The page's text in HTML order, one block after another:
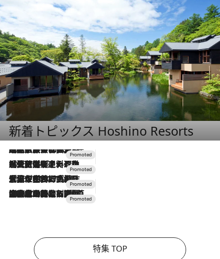
新着トピックス Hoshino Resorts
2026.7.31
【ホテル帰省】という選択肢をOMOが提案。家族とほどよい距離を保つには「昼は実家、夜は気兼ねなくホテルで！」
2026.7.24
【夏限定ディナーコース】旬を迎える稚鮎や花ズッキーニなどをイタリア・トスカーナの郷土料理の手法で満喫！
2026.7.17
「土佐和ハーブかき氷」がOMO7高知に登場！生姜、山椒、大葉など目にも舌にも涼を呼ぶ郷土の味
2026.7.10
NEW OPEN！【界 草津】名湯の地に誕生。趣の異なる2種の温泉と上州ならではの会席・蕎麦割烹など美食を味わう究極の癒やし旅
特集 TOP